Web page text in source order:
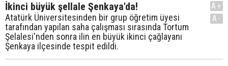
İkinci büyük şellale Şenkaya'da!
Atatürk Üniversitesinden bir grup öğretim üyesi
tarafından yapılan saha çalışması sırasında Tortum
Şelalesi'nden sonra ilin en büyük ikinci çağlayanı
Şenkaya ilçesinde tespit edildi.
A+
A-